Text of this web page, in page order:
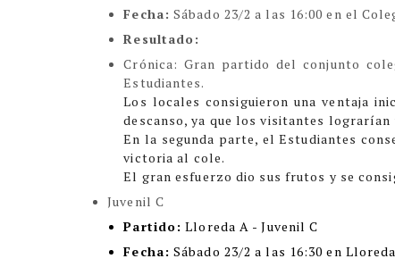
Fecha: Sábado 23/2 a las 16:00 en el
Resultado:
Crónica: Gran partido del conjunto
Estudiantes.
Los locales consiguieron una ventaja
descanso, ya que los visitantes
En la segunda parte, el Estudiantes
victoria al cole.
El gran esfuerzo dio sus frutos y se
Juvenil C
Partido: Lloreda A - Juvenil C
Fecha: Sábado 23/2 a las 16:30 en Lloreda